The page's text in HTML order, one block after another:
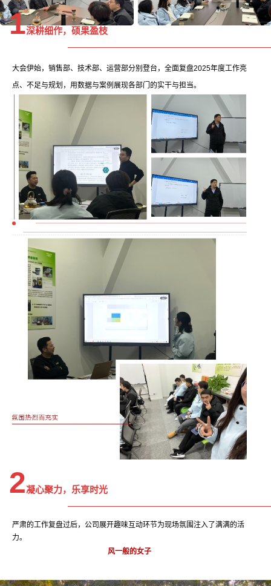
1深耕细作，硕果盈枝
大会伊始，销售部、技术部、运营部分别登台，全面复盘2025年度工作亮
点、不足与规划，用数据与案例展现各部门的实干与担当。
2凝心聚力，乐享时光
严肃的工作复盘过后，公司展开趣味互动环节为现场氛围注入了满满的活
力。
风一般的女子